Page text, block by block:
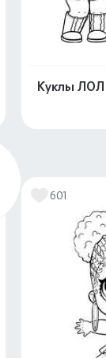
Куклы ЛОЛ
601